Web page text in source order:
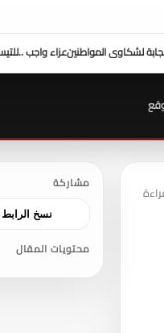
...وزير العدل يفتتح محكمة بورفؤاد
مشاركة
نسخ الرابط
محتويات المقال